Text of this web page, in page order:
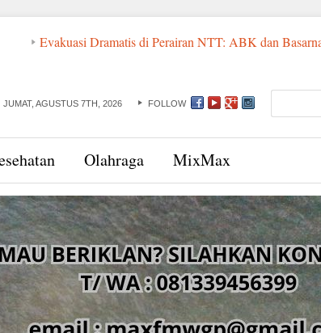
Dramatis di Perairan NTT: ABK dan Basarnas
JUMAT, AGUSTUS 7TH, 2026 FOLLOW
Olahraga MixMax